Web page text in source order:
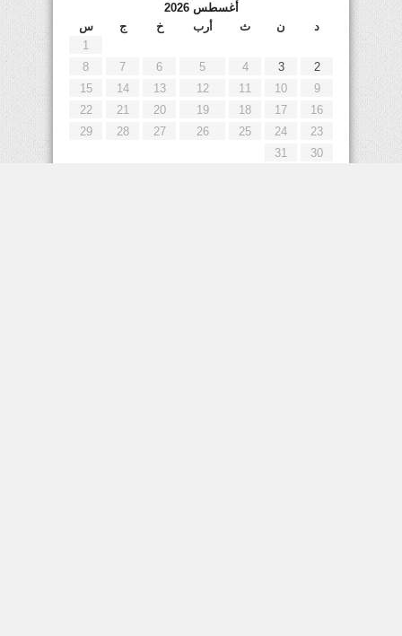
أغسطس 2026
د
ن ث أرب خ ج
س
1
2
3
4
5
6
7
8
9
10
11
12
13
14
15
16
17
18
19
20
21
22
23
24
25
26
27
28
29
30
31